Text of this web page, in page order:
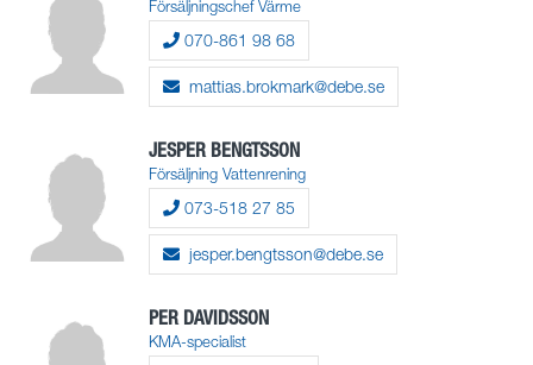
Försäljningschef Värme
070-861 98 68
mattias.brokmark@debe.se
JESPER BENGTSSON
Försäljning Vattenrening
073-518 27 85
jesper.bengtsson@debe.se
PER DAVIDSSON
KMA-specialist